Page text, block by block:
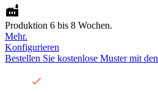
Produktion 6 bis 8 Wochen.
Mehr.
Konfigurieren
Bestellen Sie kostenlose Muster mit